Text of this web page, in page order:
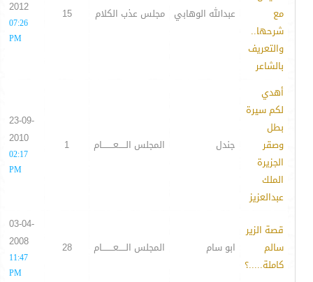
مع
شرحها..
والتعريف
بالشاعر
عبدالله الوهابي مجلس عذب الكلام 15
2012
07:26
PM
أهدي
لكم سيرة
بطل
وصقر
الجزيرة
الملك
عبدالعزيز
جندل المجلس الـــــعــــــــام 1
23-09-
2010
02:17
PM
قصة الزير
سالم
كاملة.....؟
ابو سام المجلس الـــــعــــــــام 28
03-04-
2008
11:47
PM